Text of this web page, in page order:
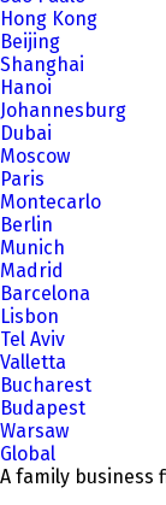
Hong Kong
Beijing
Shanghai
Hanoi
Johannesburg
Dubai
Moscow
Paris
Montecarlo
Berlin
Munich
Madrid
Barcelona
Lisbon
Tel Aviv
Valletta
Bucharest
Budapest
Warsaw
Global
A family business